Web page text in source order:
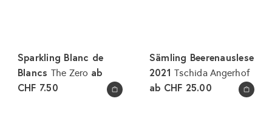
i
s
In den Warenkorb legen
Sparkling Blanc de
Blancs The Zero ab
CHF 7.50
In den Warenkorb legen
Sämling Beerenauslese
2021Tschida Angerhof
ab CHF 25.00